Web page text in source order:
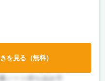
ト・レポート両方なし
ノート持ち込み可
を見る（無料）